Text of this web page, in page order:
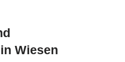
Wiesen